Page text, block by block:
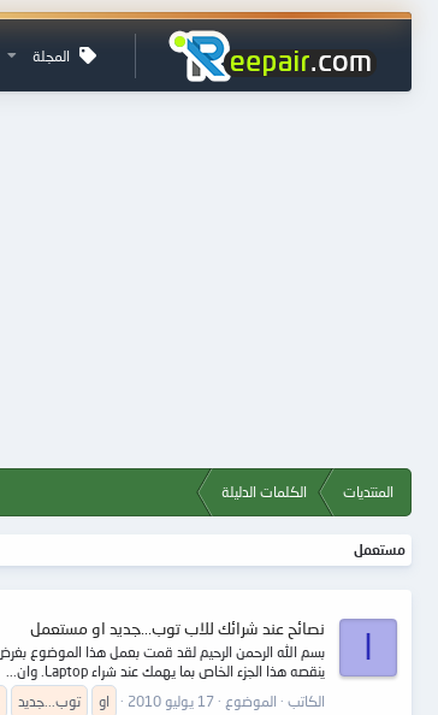
المجلة
المنتديات الكلمات الدليلة
مستعمل
نصائح عند شرائك للاب توب...جديد او مستعمل
ينقصه هذا الجزء الخاص بما يهمك عند شراء Laptop. وان...
الكاتب
الموضوع 17 يوليو 2010 او توب...جديد